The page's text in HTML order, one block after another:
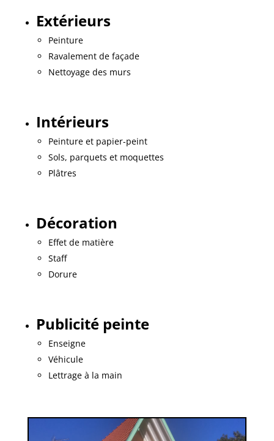
Extérieurs
Peinture
Ravalement de façade
Nettoyage des murs
Intérieurs
Peinture et papier-peint
Sols, parquets et moquettes
Plâtres
Décoration
Effet de matière
Staff
Dorure
Publicité peinte
Enseigne
Véhicule
Lettrage à la main